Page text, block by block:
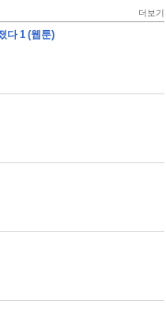
더보기
다 1 (웹툰)